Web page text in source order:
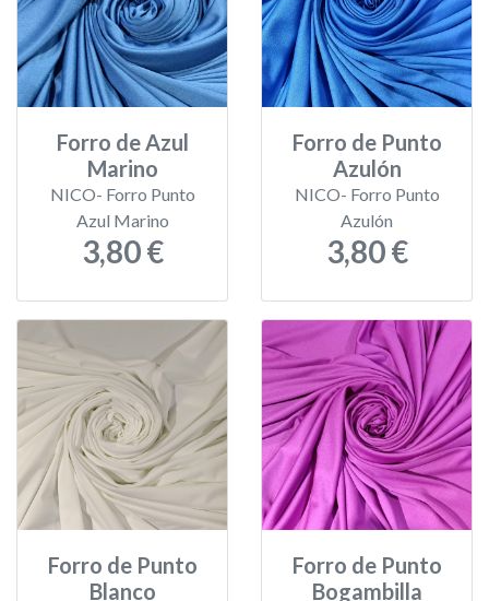
Forro de Azul
Marino
NICO- Forro Punto
Azul Marino
3,80 €
Forro de Punto
Azulón
NICO- Forro Punto
Azulón
3,80 €
Forro de Punto
Blanco
Forro de Punto
Bogambilla